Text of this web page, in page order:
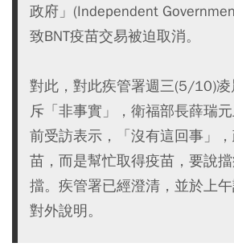
政府」(Independent
致BNT疫苗交易被迫取消。
對此，對此疾管署週三(5/10)
斥「非事實」，衛福部長薛瑞
前受訪表示，「沒有這回事」
苗，而是幫忙取得疫苗，要說
擋。疾管署已經澄清，並於上
對外說明。